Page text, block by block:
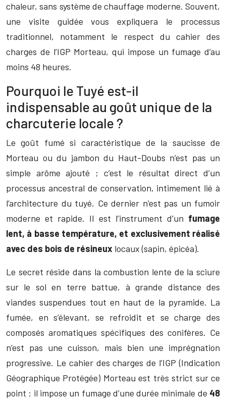
chaleur, sans système de chauffage moderne. Souvent,
une visite guidée vous expliquera le processus
traditionnel, notamment le respect du cahier des
charges de l’IGP Morteau, qui impose un fumage d’au
moins 48 heures.
Pourquoi le Tuyé est-il
indispensable au goût unique de la
charcuterie locale ?
Le goût fumé si caractéristique de la saucisse de
Morteau ou du jambon du Haut-Doubs n’est pas un
simple arôme ajouté ; c’est le résultat direct d’un
processus ancestral de conservation, intimement lié à
l’architecture du tuyé. Ce dernier n’est pas un fumoir
moderne et rapide. Il est l’instrument d’un fumage
lent, à basse température, et exclusivement réalisé
avec des bois de résineux locaux (sapin, épicéa).
Le secret réside dans la combustion lente de la sciure
sur le sol en terre battue, à grande distance des
viandes suspendues tout en haut de la pyramide. La
fumée, en s’élevant, se refroidit et se charge des
composés aromatiques spécifiques des conifères. Ce
n’est pas une cuisson, mais bien une imprégnation
progressive. Le cahier des charges de l’IGP (Indication
Géographique Protégée) Morteau est très strict sur ce
point : il impose un fumage d’une durée minimale de 48